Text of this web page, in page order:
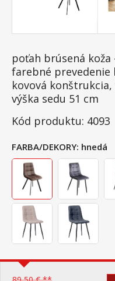
poťah brúsená
farebné prevedenie
kovová
výška sedu 51 cm
Kód produktu: 4093
FARBA/DEKORY: hnedá